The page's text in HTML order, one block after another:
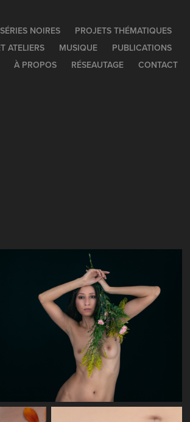
SÉRIES NOIRES
PROJETS THÉMATIQUES
ATELIERS MUSIQUE
PUBLICATIONS
À PROPOS RÉSEAUTAGE CONTACT